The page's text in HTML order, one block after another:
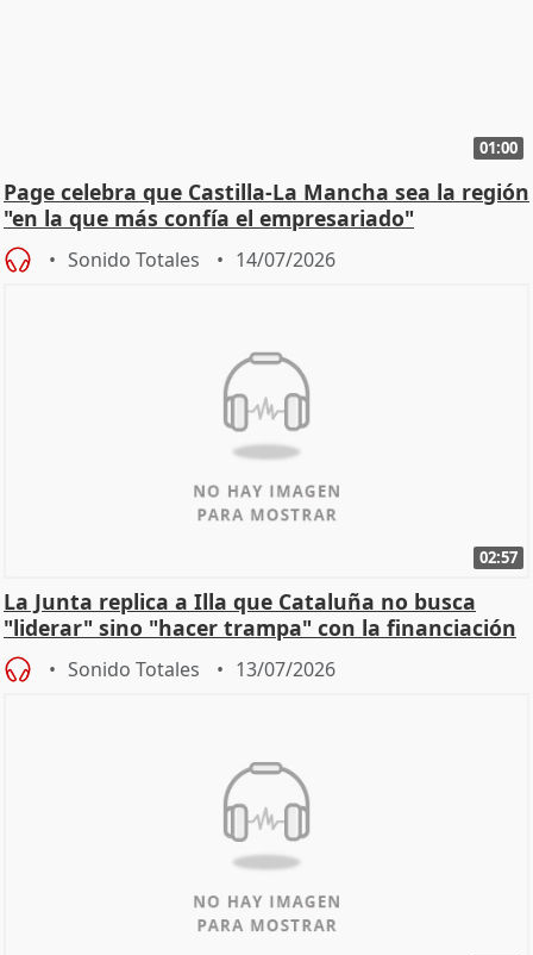
01:00
Page celebra que Castilla-La Mancha sea la región
"en la que más confía el empresariado"
Sonido Totales 14/07/2026
02:57
La Junta replica a Illa que Cataluña no busca
"liderar" sino "hacer trampa" con la financiación
Sonido Totales 13/07/2026